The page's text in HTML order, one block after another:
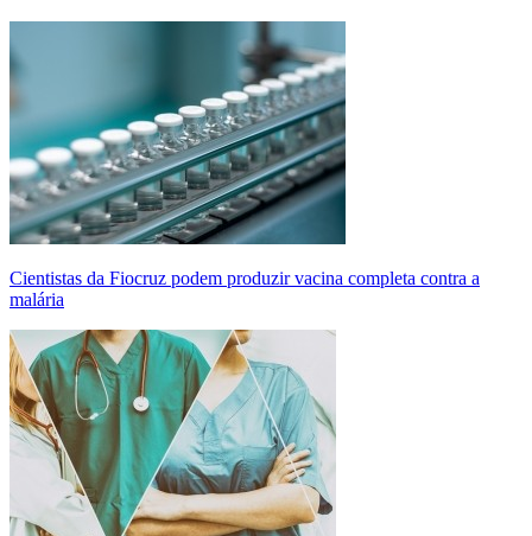
Cientistas da Fiocruz podem produzir vacina completa contra a
malária